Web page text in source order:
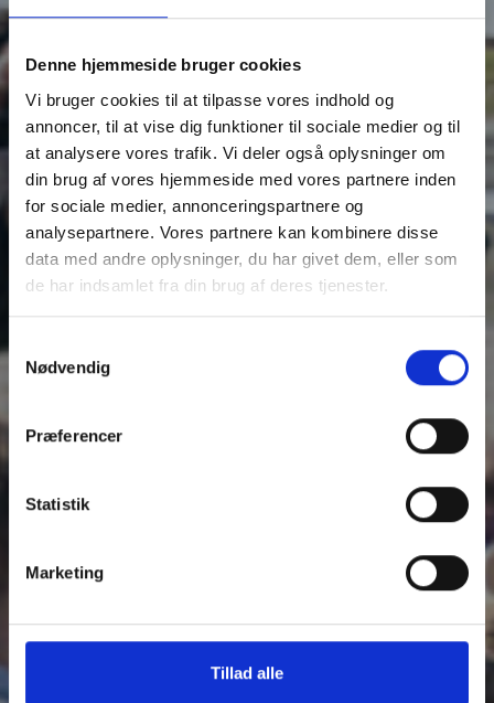
Denne hjemmeside bruger cookies
Vi bruger cookies til at tilpasse vores indhold og
annoncer, til at vise dig funktioner til sociale medier og til
at analysere vores trafik. Vi deler også oplysninger om
din brug af vores hjemmeside med vores partnere inden
for sociale medier, annonceringspartnere og
analysepartnere. Vores partnere kan kombinere disse
data med andre oplysninger, du har givet dem, eller som
de har indsamlet fra din brug af deres tjenester.
personoplysninger i vores privatlivspolitik, som du
Samtykkevalg
Nødvendig
Præferencer
Statistik
Marketing
Tillad alle
FYENSLØBET/DET
FYNSKE